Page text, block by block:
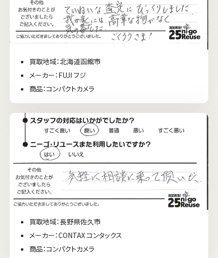
買取地域：北海道函館市
メーカー：FUJI フジ
商品：コンパクトカメラ
買取地域：長野県佐久市
メーカー：CONTAX コンタックス
商品：コンパクトカメラ